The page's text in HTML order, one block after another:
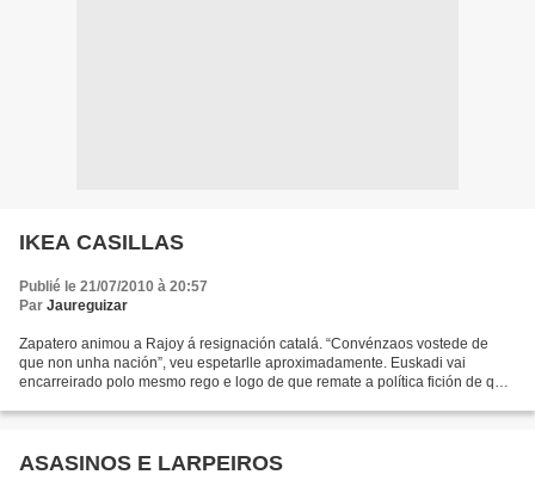
IKEA CASILLAS
Publié le 21/07/2010 à 20:57
Par Jaureguizar
Zapatero animou a Rajoy á resignación catalá. “Convénzaos vostede de
que non unha nación”, veu espetarlle aproximadamente. Euskadi vai
encarreirado polo mesmo rego e logo de que remate a política fición de que
ASASINOS E LARPEIROS